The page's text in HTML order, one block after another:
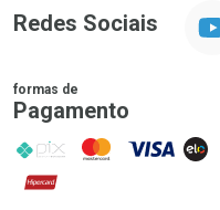
Redes Sociais
formas de
Pagamento
PIX MasterCard
VISA ELO
Hipercard